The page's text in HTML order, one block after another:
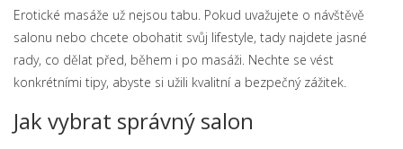
Erotické masáže už nejsou tabu. Pokud uvažujete o návštěvě
salonu nebo chcete obohatit svůj lifestyle, tady najdete jasné
rady, co dělat před, během i po masáži. Nechte se vést
konkrétními tipy, abyste si užili kvalitní a bezpečný zážitek.
Jak vybrat správný salon